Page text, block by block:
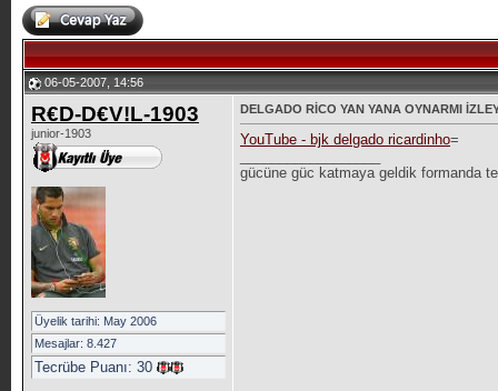
06-05-2007, 14:56
R€D-D€V!L-1903
junior-1903
Üyelik tarihi: May 2006
Mesajlar: 8.427
Tecrübe Puanı: 30
DELGADO RİCO YAN YANA OYNARMI
YouTube - bjk delgado ricardinho=
gücüne güc katmaya geldik formanda